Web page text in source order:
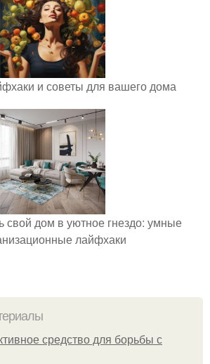
и советы для вашего дома
свой дом в уютное гнездо: умные
лайфхаки
средство для борьбы с